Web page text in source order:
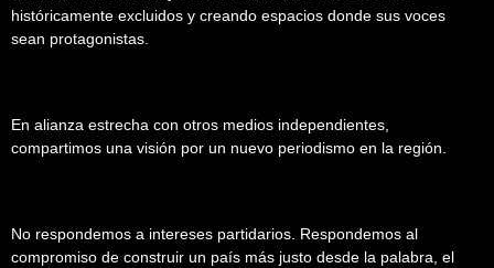
históricamente excluidos y creando espacios donde sus voces
sean protagonistas.
En alianza estrecha con otros medios independientes,
compartimos una visión por un nuevo periodismo en la región.
No respondemos a intereses partidarios. Respondemos al
compromiso de construir un país más justo desde la palabra, el